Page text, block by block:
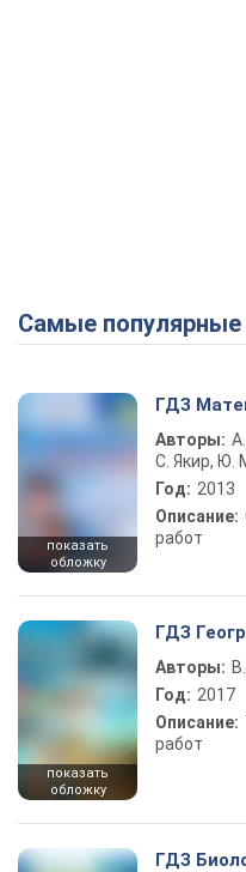
Самые популярные
показать
обложку
ГДЗ
Авторы:
С. Якир, Ю.
Год: 2013
Описание:
работ
показать
обложку
ГДЗ
Авторы:
Год: 2017
Описание:
работ
ГДЗ